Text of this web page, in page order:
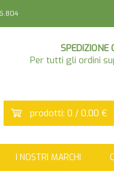
prodotti: 0 / 0,00 €
SPEDIZIONE
Per tutti gli ordini
I NOSTRI MARCHI